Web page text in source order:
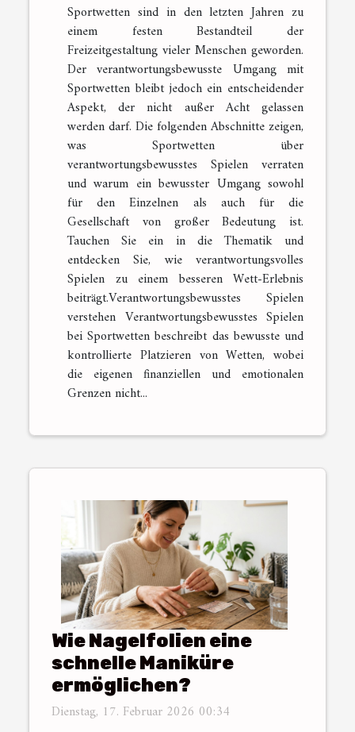
Sportwetten sind in den letzten Jahren zu
einem festen Bestandteil der
Freizeitgestaltung vieler Menschen geworden.
Der verantwortungsbewusste Umgang mit
Sportwetten bleibt jedoch ein entscheidender
Aspekt, der nicht außer Acht gelassen
werden darf. Die folgenden Abschnitte zeigen,
was Sportwetten über
verantwortungsbewusstes Spielen verraten
und warum ein bewusster Umgang sowohl
für den Einzelnen als auch für die
Gesellschaft von großer Bedeutung ist.
Tauchen Sie ein in die Thematik und
entdecken Sie, wie verantwortungsvolles
Spielen zu einem besseren Wett-Erlebnis
beiträgt.Verantwortungsbewusstes Spielen
verstehen Verantwortungsbewusstes Spielen
bei Sportwetten beschreibt das bewusste und
kontrollierte Platzieren von Wetten, wobei
die eigenen finanziellen und emotionalen
Grenzen nicht...
Wie Nagelfolien eine
schnelle Maniküre
ermöglichen?
Dienstag, 17. Februar 2026 00:34